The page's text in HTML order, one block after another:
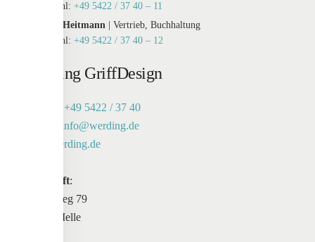
Durchwahl: +49 5422 / 37 40 – 11
Susanne Heitmann | Vertrieb, Buchhaltung
Durchwahl: +49 5422 / 37 40 – 12
Werding GriffDesign
+49 5422 / 37 40
info@werding.de
werding.de
Anschrift:
Maschweg 79
49324 Melle